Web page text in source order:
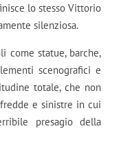
lo stesso Vittorio
silenziosa.
come statue, barche,
scenografici e
totale, che non
e sinistre in cui
presagio della